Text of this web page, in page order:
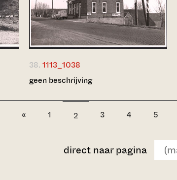
38. 1113_1038
geen beschrijving
« 1 2 3 4 5
direct naar pagina